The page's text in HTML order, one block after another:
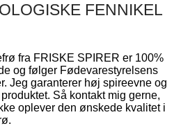
FENNIKEL
fra FRISKE SPIRER er 100%
og følger Fødevarestyrelsens
Jeg garanterer høj spireevne og
Så kontakt mig gerne,
oplever den ønskede kvalitet i